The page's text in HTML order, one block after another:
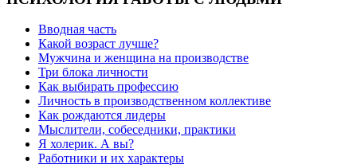
Вводная часть
Какой возраст лучше?
Мужчина и женщина на производстве
Три блока личности
Как выбирать профессию
Личность в производственном коллективе
Как рождаются лидеры
Мыслители, собеседники, практики
Я холерик. А вы?
Работники и их характеры